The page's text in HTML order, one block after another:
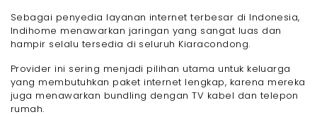
Sebagai penyedia layanan internet terbesar di Indonesia,
Indihome menawarkan jaringan yang sangat luas dan
hampir selalu tersedia di seluruh Kiaracondong.
Provider ini sering menjadi pilihan utama untuk keluarga
yang membutuhkan paket internet lengkap, karena mereka
juga menawarkan bundling dengan TV kabel dan telepon
rumah.